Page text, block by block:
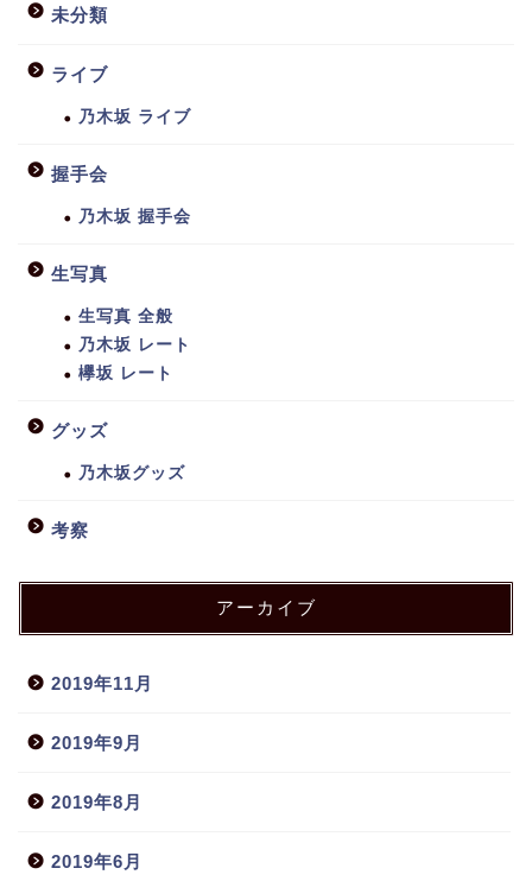
未分類
ライブ
乃木坂 ライブ
握手会
乃木坂 握手会
生写真
生写真 全般
乃木坂 レート
欅坂 レート
グッズ
乃木坂グッズ
考察
アーカイブ
2019年11月
2019年9月
2019年8月
2019年6月